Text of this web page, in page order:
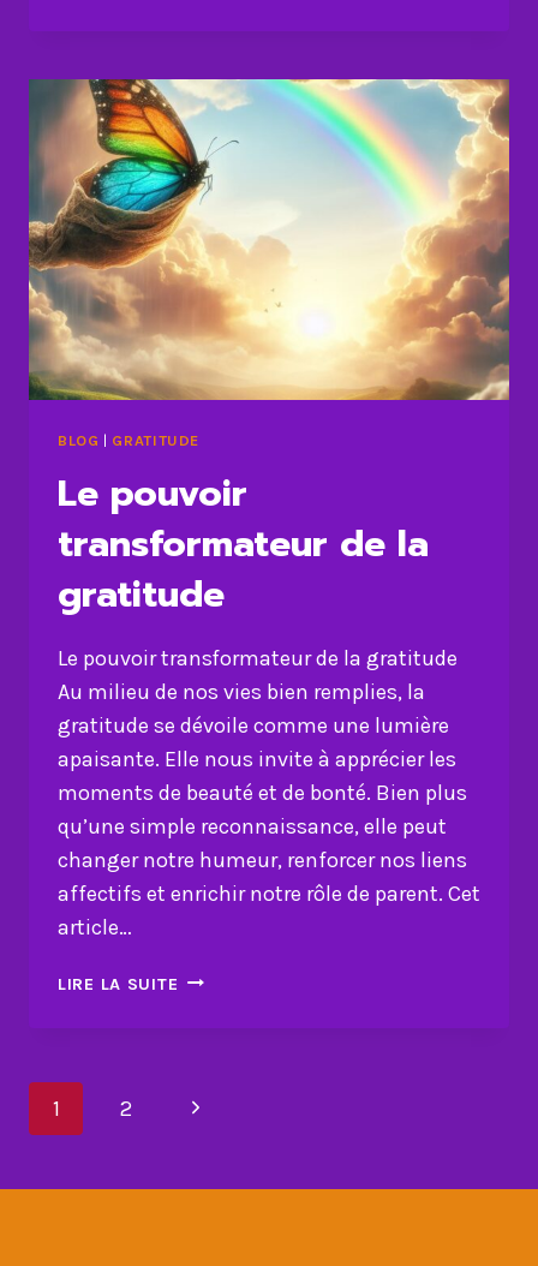
UNE
MEILLEURE
VIE
?
BLOG | GRATITUDE
Le pouvoir
transformateur de la
gratitude
Le pouvoir transformateur de la gratitude
Au milieu de nos vies bien remplies, la
gratitude se dévoile comme une lumière
apaisante. Elle nous invite à apprécier les
moments de beauté et de bonté. Bien plus
qu’une simple reconnaissance, elle peut
changer notre humeur, renforcer nos liens
affectifs et enrichir notre rôle de parent. Cet
article…
LIRE LA SUITE LE
GRATITUDE
Navigation
de
1 2
Page